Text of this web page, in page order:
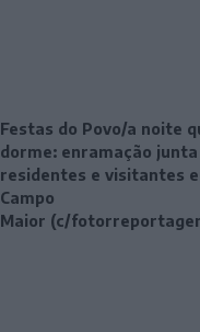
Festas do Povo/a noite
dorme: enramação junta
residentes e visitantes
Campo
Maior (c/